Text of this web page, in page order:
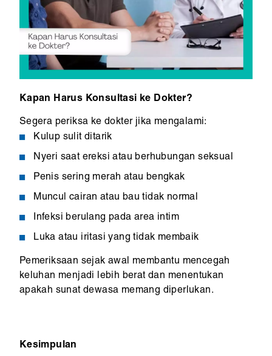
Kapan Harus Konsultasi ke Dokter?
Segera periksa ke dokter jika mengalami:
Kulup sulit ditarik
Nyeri saat ereksi atau berhubungan seksual
Penis sering merah atau bengkak
Muncul cairan atau bau tidak normal
Infeksi berulang pada area intim
Luka atau iritasi yang tidak membaik
Pemeriksaan sejak awal membantu mencegah
keluhan menjadi lebih berat dan menentukan
apakah sunat dewasa memang diperlukan.
Kesimpulan